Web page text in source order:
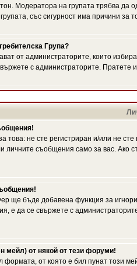
Модератора на групата трябва
със сигурност има причини за
Група?
от администраторите, които
с администраторите.
това: не сте регистриран и/или не
личните съобщения само за вас. Ако
ще бъде добавена функция за
е да се свържете с
мейл) от някой от тези форуми!
от която е бил пунат този